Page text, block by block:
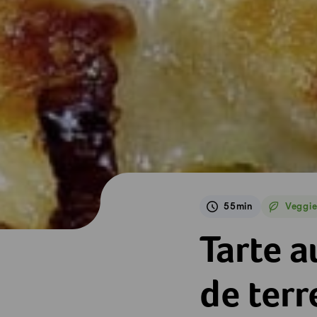
55min Veggie
Veggie
Tarte aux
Tarte
de